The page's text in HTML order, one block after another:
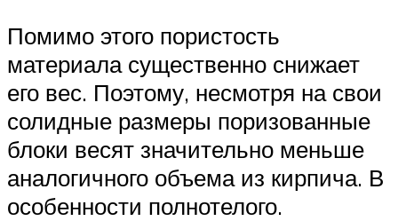
Помимо этого пористость
материала существенно снижает
его вес. Поэтому, несмотря на свои
солидные размеры поризованные
блоки весят значительно меньше
аналогичного объема из кирпича. В
особенности полнотелого.